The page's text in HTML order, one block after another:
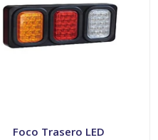
Foco Trasero LED